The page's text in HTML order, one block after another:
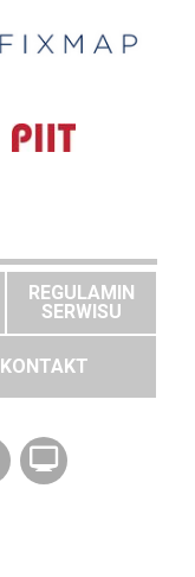
REGULAMIN
SERWISU
KONTAKT